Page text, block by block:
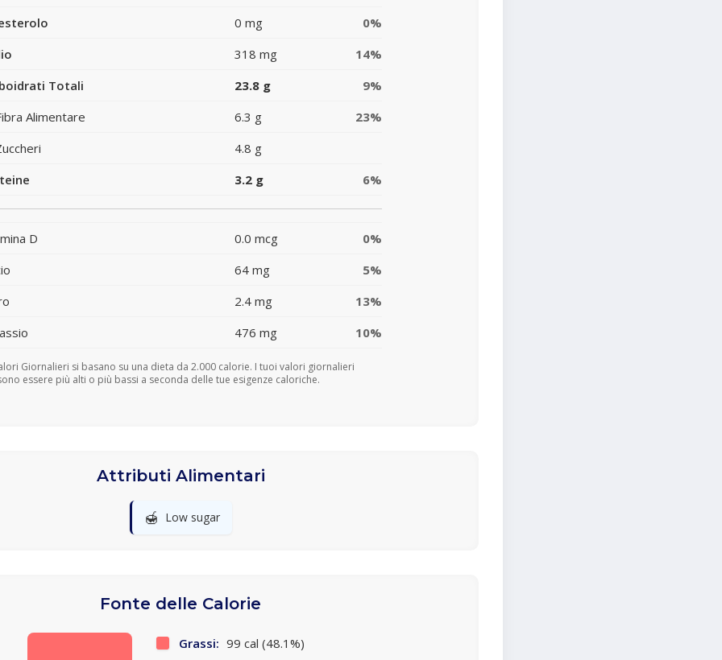
0 mg
0%
318 mg
14%
Totali
23.8 g
9%
Alimentare
6.3 g
23%
4.8 g
3.2 g 6%
D 0.0 mcg
0%
64 mg
5%
2.4 mg
13%
476 mg 10%
Giornalieri si basano su una dieta da 2.000 calorie. I tuoi valori giornalieri
essere più alti o più bassi a seconda delle tue esigenze caloriche.
Attributi Alimentari
🍯 Low sugar
Fonte delle Calorie
Grassi: 99 cal (48.1%)